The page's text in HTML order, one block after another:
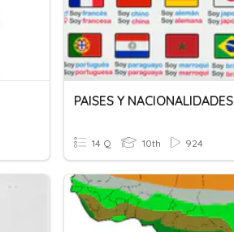
PAISES Y NACIONALIDADES
14 Q 10th 924